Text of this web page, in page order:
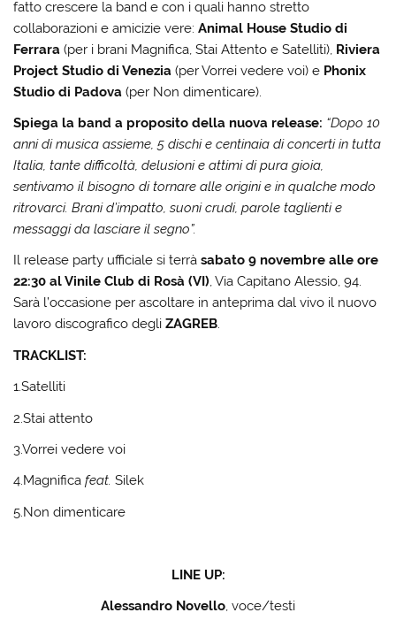
fatto crescere la band e con i quali hanno stretto
collaborazioni e amicizie vere:Animal House Studio di
Ferrara (per i brani Magnifica, Stai Attento e Satelliti), Riviera
Project Studio di Venezia (per Vorrei vedere voi) e Phonix
Studio di Padova (per Non dimenticare).
Spiega la band a proposito della nuova release: “Dopo 10
anni di musica assieme, 5 dischi e centinaia di concerti in tutta
Italia, tante difficoltà, delusioni e attimi di pura gioia,
sentivamo il bisogno di tornare alle origini e in qualche modo
ritrovarci. Brani d’impatto, suoni crudi, parole taglienti e
messaggi da lasciare il segno”.
Il release party ufficiale si terràsabato 9 novembre alle ore
22:30 al Vinile Club di Rosà (VI), Via Capitano Alessio, 94.
Sarà l’occasione per ascoltare in anteprima dal vivo il nuovo
lavoro discografico degliZAGREB.
TRACKLIST:
1.Satelliti
2.Stai attento
3.Vorrei vedere voi
4.Magnificafeat.Silek
5.Non dimenticare
LINE UP:
Alessandro Novello, voce/testi